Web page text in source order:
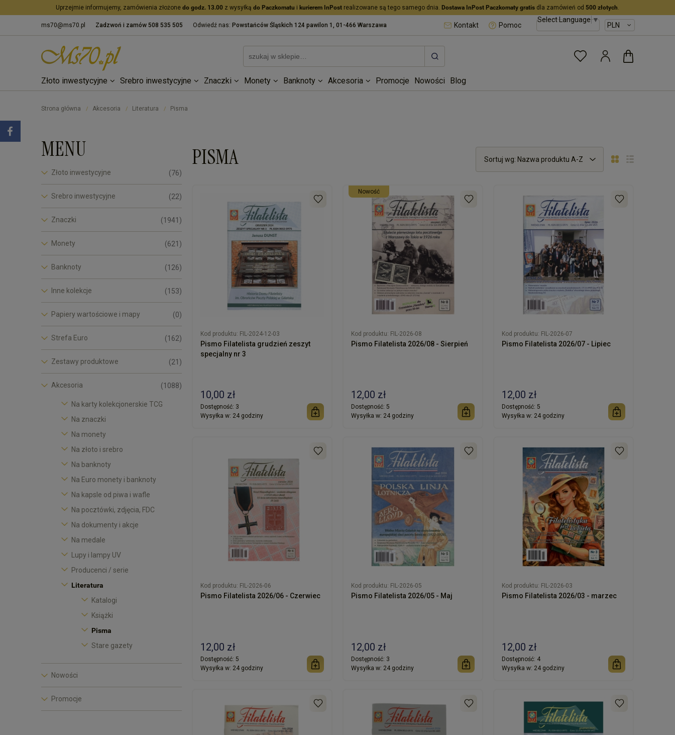
Uprzejmie informujemy, zamówienia złożone do godz. 13.00 z wysyłką do Paczkomatu i kurierem InPost realizowane są tego samego dnia. Dostawa InPost Paczkomaty gratis dla zamówień od 500 złotych.
Select Language▼
ms70@ms70.pl Zadzwoń i zamów 508 535 505 Odwiedź nas: Powstańców Śląskich 124 pawilon 1, 01-466 Warszawa Kontakt Pomoc
Złoto inwestycyjne Srebro inwestycyjne Znaczki Monety Banknoty Akcesoria Promocje Nowości Blog
Strona główna / Akcesoria / Literatura / Pisma
MENU
Złoto inwestycyjne (76)
Srebro inwestycyjne (22)
Znaczki (1941)
Monety (621)
Banknoty (126)
Inne kolekcje (153)
Papiery wartościowe i mapy (0)
Strefa Euro (162)
Zestawy produktowe (21)
Akcesoria (1088)
Na karty kolekcjonerskie TCG
Na znaczki
Na monety
Na złoto i srebro
Na banknoty
Na Euro monety i banknoty
Na kapsle od piwa i wafle
Na pocztówki, zdjęcia, FDC
Na dokumenty i akcje
Na medale
Lupy i lampy UV
Producenci / serie
Literatura
Katalogi
Książki
Pisma
Stare gazety
Nowości
Promocje
PISMA Sortuj wg: Nazwa produktu A-Z
Kod produktu: FIL-2024-12-03
Pismo Filatelista grudzień zeszyt
specjalny nr 3
10,00 zł
Dostępność: 3
Wysyłka w: 24 godziny
Kod produktu: FIL-2026-08
Pismo Filatelista 2026/08 - Sierpień
12,00 zł
Dostępność: 5
Wysyłka w: 24 godziny
nowość
Kod produktu: FIL-2026-07
Pismo Filatelista 2026/07 - Lipiec
12,00 zł
Dostępność: 5
Wysyłka w: 24 godziny
Kod produktu: FIL-2026-06
Pismo Filatelista 2026/06 - Czerwiec
12,00 zł
Dostępność: 5
Wysyłka w: 24 godziny
Kod produktu: FIL-2026-05
Pismo Filatelista 2026/05 - Maj
12,00 zł
Dostępność: 3
Wysyłka w: 24 godziny
Kod produktu: FIL-2026-03
Pismo Filatelista 2026/03 - marzec
12,00 zł
Dostępność: 4
Wysyłka w: 24 godziny